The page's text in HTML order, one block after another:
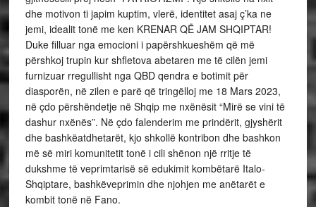
dhe motivon ti japim kuptim, vlerë, identitet asaj ç’ka ne
jemi, idealit tonë me ken KRENAR QË JAM SHQIPTAR!
Duke filluar nga emocioni i papërshkueshëm që më
përshkoj trupin kur shfletova abetaren me të cilën jemi
furnizuar rregullisht nga QBD qendra e botimit për
diasporën, në zilen e parë që tringëlloj me 18 Mars 2023,
në çdo përshëndetje në Shqip me nxënësit “Mirë se vini të
dashur nxënës”. Në çdo falenderim me prindërit, gjyshërit
dhe bashkëatdhetarët, kjo shkollë kontribon dhe bashkon
më së miri komunitetit tonë i cili shënon një rritje të
dukshme të veprimtarisë së edukimit kombëtarë Italo-
Shqiptare, bashkëveprimin dhe njohjen me anëtarët e
kombit tonë në Fano.